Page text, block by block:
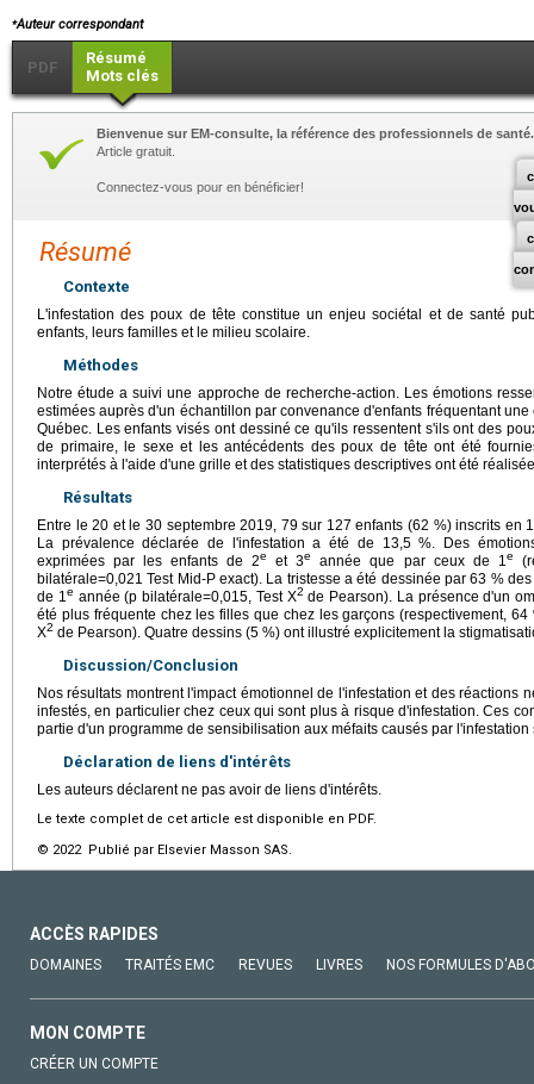
⁎Auteur correspondant
PDF
Résumé
Mots clés
Bienvenue sur EM-consulte, la référence des professionnels de santé.
Article gratuit.
Connectez-vous pour en bénéficier!
Résumé
Contexte
L'infestation des poux de tête constitue un enjeu sociétal et de santé
enfants, leurs familles et le milieu scolaire.
Méthodes
Notre étude a suivi une approche de recherche-action. Les émotions
estimées auprès d'un échantillon par convenance d'enfants fréquentant
Québec. Les enfants visés ont dessiné ce qu'ils ressentent s'ils ont des
de primaire, le sexe et les antécédents des poux de tête ont été
interprétés à l'aide d'une grille et des statistiques descriptives ont été
Résultats
Entre le 20 et le 30 septembre 2019, 79 sur 127 enfants (62 %) inscrits en 1
La prévalence déclarée de l'infestation a été de 13,5 %. Des
exprimées par les enfants de 2e et 3e année que par ceux de 1e
bilatérale=0,021 Test Mid-P exact). La tristesse a été dessinée par 63 %
de 1e année (p bilatérale=0,015, Test X2 de Pearson). La présence d'un
été plus fréquente chez les filles que chez les garçons (respectivement,
X2 de Pearson). Quatre dessins (5 %) ont illustré explicitement la
Discussion/Conclusion
Nos résultats montrent l'impact émotionnel de l'infestation et des réactions
infestés, en particulier chez ceux qui sont plus à risque d'infestation. Ces
partie d'un programme de sensibilisation aux méfaits causés par
Déclaration de liens d'intérêts
Les auteurs déclarent ne pas avoir de liens d'intérêts.
Le texte complet de cet article est disponible en PDF.
© 2022 Publié par Elsevier Masson SAS.
ACCÈS RAPIDES
DOMAINES TRAITÉS EMC REVUES LIVRES NOS FORMULES
MON COMPTE
CRÉER UN COMPTE